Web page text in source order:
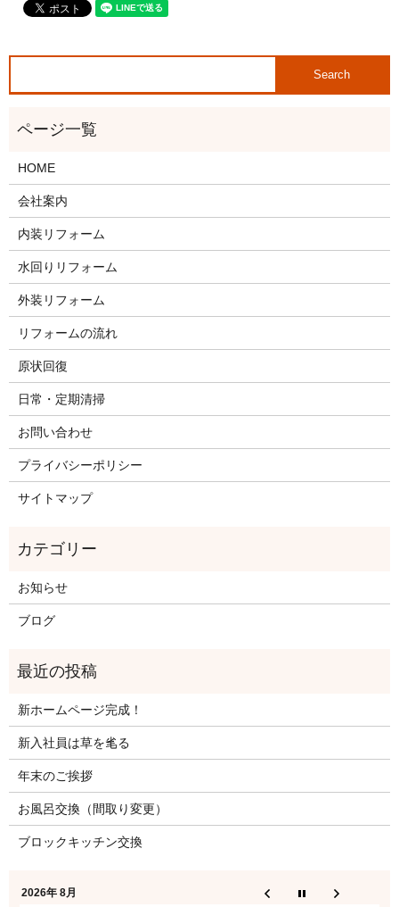
HOME
会社案内
内装リフォーム
水回りリフォーム
外装リフォーム
リフォームの流れ
原状回復
日常・定期清掃
お問い合わせ
プライバシーポリシー
サイトマップ
お知らせ
ブログ
新ホームページ完成！
新入社員は草を毟る
年末のご挨拶
お風呂交換（間取り変更）
ブロックキッチン交換
2026年 8月